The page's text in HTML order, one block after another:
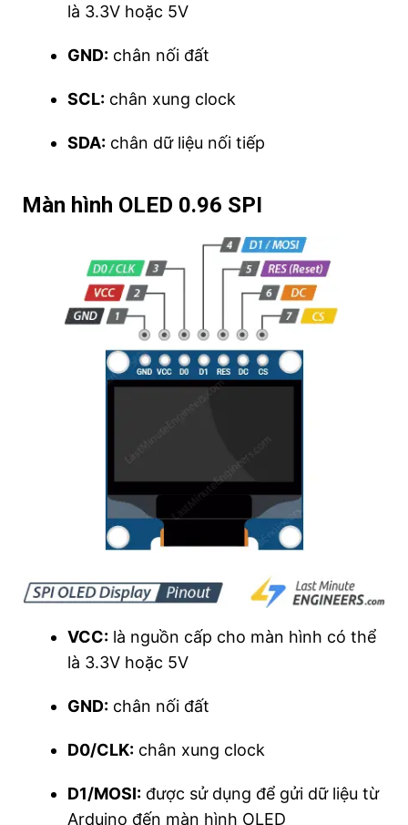
là 3.3V hoặc 5V
GND:chân nối đất
SCL:chân xung clock
SDA:chân dữ liệu nối tiếp
Màn hình OLED 0.96 SPI
VCC:là nguồn cấp cho màn hình có thể
là 3.3V hoặc 5V
GND:chân nối đất
D0/CLK:chân xung clock
D1/MOSI:được sử dụng để gửi dữ liệu từ
Arduino đến màn hình OLED